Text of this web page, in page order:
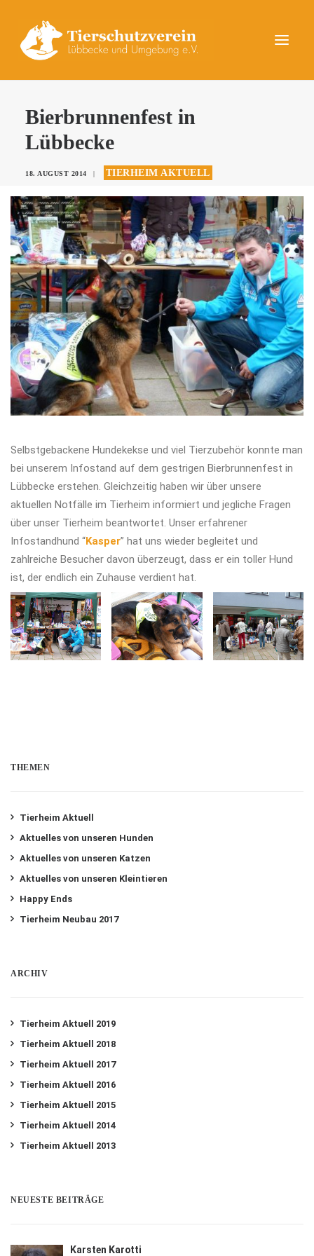
UNSERE TIERE
AKTUELLES
KONTAKT
SPENDEN
Bierbrunnenfest in
Lübbecke
18. AUGUST 2014 | TIERHEIM AKTUELL
Selbstgebackene Hundekekse und viel Tierzubehör konnte man
bei unserem Infostand auf dem gestrigen Bierbrunnenfest in
Lübbecke erstehen. Gleichzeitig haben wir über unsere
aktuellen Notfälle im Tierheim informiert und jegliche Fragen
über unser Tierheim beantwortet. Unser erfahrener
Infostandhund “Kasper” hat uns wieder begleitet und
zahlreiche Besucher davon überzeugt, dass er ein toller Hund
ist, der endlich ein Zuhause verdient hat.
THEMEN
Tierheim Aktuell
Aktuelles von unseren Hunden
Aktuelles von unseren Katzen
Aktuelles von unseren Kleintieren
Happy Ends
Tierheim Neubau 2017
ARCHIV
Tierheim Aktuell 2019
Tierheim Aktuell 2018
Tierheim Aktuell 2017
Tierheim Aktuell 2016
Tierheim Aktuell 2015
Tierheim Aktuell 2014
Tierheim Aktuell 2013
NEUESTE BEITRÄGE
Karsten Karotti